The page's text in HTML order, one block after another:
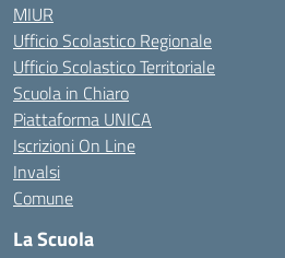
MIUR
Ufficio Scolastico Regionale
Ufficio Scolastico Territoriale
Scuola in Chiaro
Piattaforma UNICA
Iscrizioni On Line
Invalsi
Comune
La Scuola